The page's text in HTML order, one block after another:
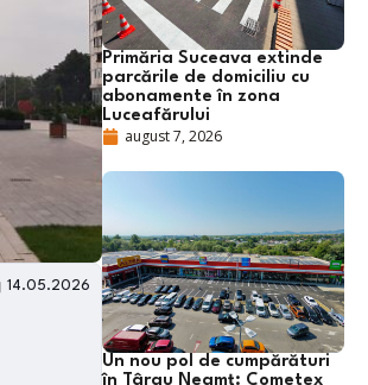
14.05.2026
Primăria Suceava extinde
parcările de domiciliu cu
abonamente în zona
Luceafărului
august 7, 2026
Un nou pol de cumpărături
în Târgu Neamț: Cometex